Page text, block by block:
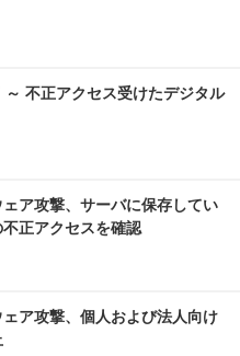
不正アクセス受けたデジタル
ア攻撃、サーバに保存してい
正アクセスを確認
ア攻撃、個人および法人向け